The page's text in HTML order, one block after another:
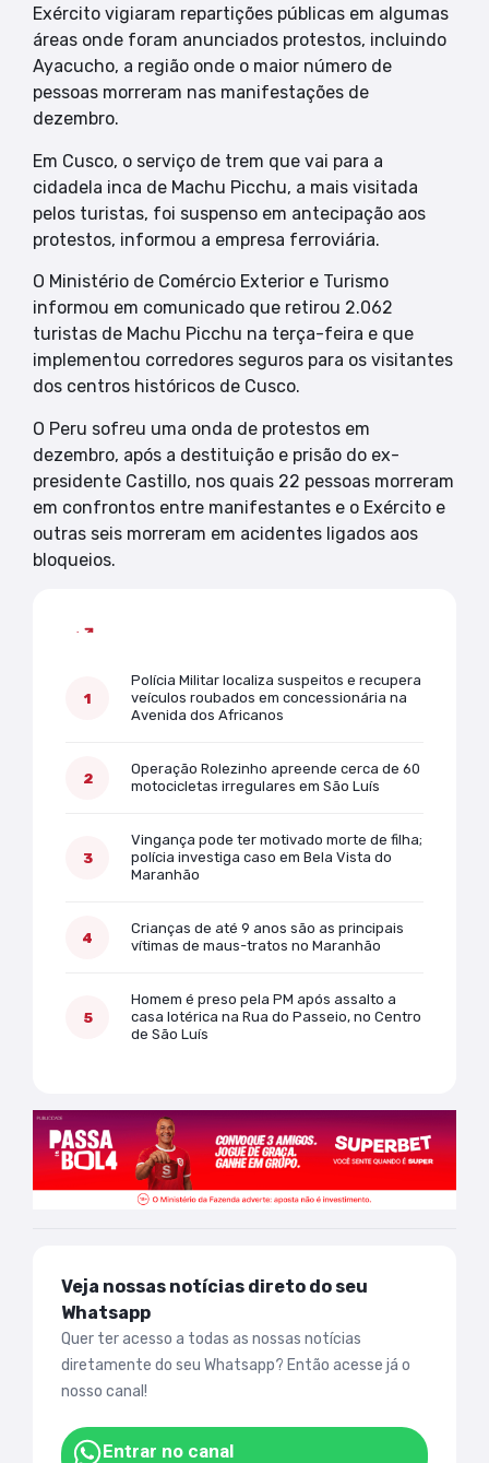
Exército vigiaram repartições públicas em algumas
áreas onde foram anunciados protestos, incluindo
Ayacucho, a região onde o maior número de
pessoas morreram nas manifestações de
dezembro.
Em Cusco, o serviço de trem que vai para a
cidadela inca de Machu Picchu, a mais visitada
pelos turistas, foi suspenso em antecipação aos
protestos, informou a empresa ferroviária.
O Ministério de Comércio Exterior e Turismo
informou em comunicado que retirou 2.062
turistas de Machu Picchu na terça-feira e que
implementou corredores seguros para os visitantes
dos centros históricos de Cusco.
O Peru sofreu uma onda de protestos em
dezembro, após a destituição e prisão do ex-
presidente Castillo, nos quais 22 pessoas morreram
em confrontos entre manifestantes e o Exército e
outras seis morreram em acidentes ligados aos
bloqueios.
Polícia Militar localiza suspeitos e recupera
veículos roubados em concessionária na
Avenida dos Africanos
Operação Rolezinho apreende cerca de 60
motocicletas irregulares em São Luís
Vingança pode ter motivado morte de filha;
polícia investiga caso em Bela Vista do
Maranhão
Crianças de até 9 anos são as principais
vítimas de maus-tratos no Maranhão
Homem é preso pela PM após assalto a
casa lotérica na Rua do Passeio, no Centro
de São Luís
Veja nossas notícias direto do seu
Whatsapp
Quer ter acesso a todas as nossas notícias
diretamente do seu Whatsapp? Então acesse já o
nosso canal!
Entrar no canal